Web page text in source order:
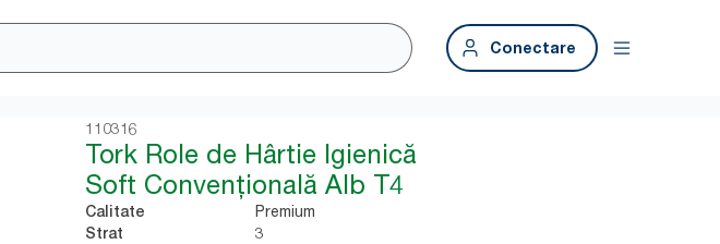
Conectare
110316
Tork Role de Hârtie Igienică
Soft Convențională Alb T4
Calitate Premium
Strat 3